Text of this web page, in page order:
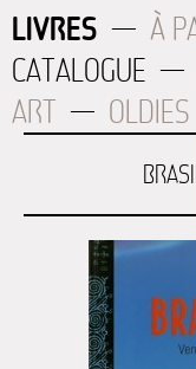
LIVRES
À
CATALOGUE
ART
OLDIES